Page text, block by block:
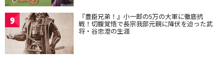
9 『豊臣兄弟！』小一郎の5万の大軍に徹底抗
戦！切腹覚悟で長宗我部元親に降伏を迫った武
将・谷忠澄の生涯